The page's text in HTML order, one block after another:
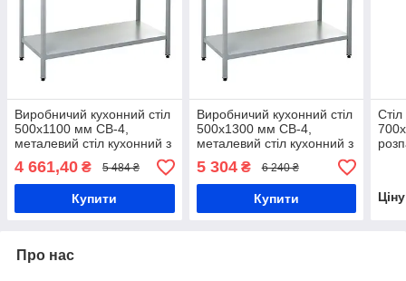
Виробничий кухонний стіл
500х1100 мм СВ-4,
металевий стіл кухонний з
виробничий стіл
4 661,40 ₴ 5 484 ₴
Купити
Виробничий кухонний стіл
500х1300 мм СВ-4,
металевий стіл кухонний з
виробничий стіл
5 304₴ 6 240 ₴
Купити
Про нас